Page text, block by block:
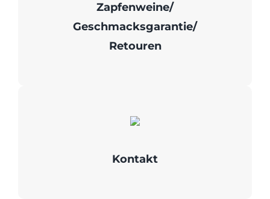
Zapfenweine/
Geschmacksgarantie/
Retouren
Kontakt